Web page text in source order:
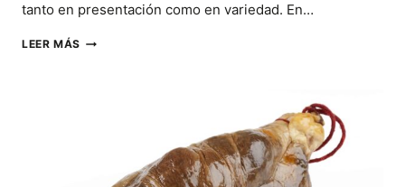
tanto en presentación como en variedad. En…
LEER MÁS¿CÓMO